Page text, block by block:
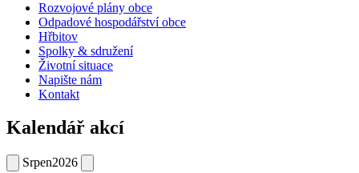
Rozvojové plány obce
Odpadové hospodářství obce
Hřbitov
Spolky & sdružení
Životní situace
Napište nám
Kontakt
Kalendář akcí
Srpen2026